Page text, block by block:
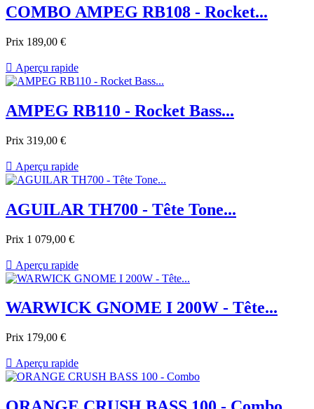
COMBO AMPEG RB108 - Rocket...
Prix 189,00 €
 Aperçu rapide
AMPEG RB110 - Rocket Bass...
Prix 319,00 €
 Aperçu rapide
AGUILAR TH700 - Tête Tone...
Prix 1 079,00 €
 Aperçu rapide
WARWICK GNOME I 200W - Tête...
Prix 179,00 €
 Aperçu rapide